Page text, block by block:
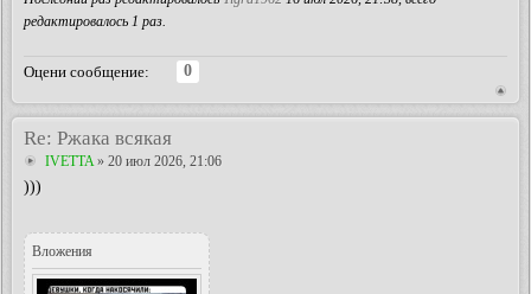
редактировалось 1 раз.
Оцени сообщение:
0
Re: Ржака всякая
IVETTA» 20 июл 2026, 21:06
)))
Вложения